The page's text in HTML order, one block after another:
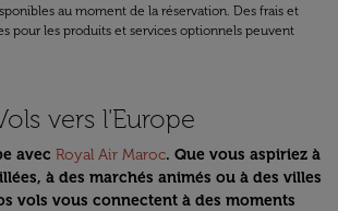
au moment de la réservation. Des frais et
pour les produits et services optionnels peuvent
vers l'Europe
avec Royal Air Maroc. Que vous aspiriez à
à des marchés animés ou à des villes
vols vous connectent à des moments